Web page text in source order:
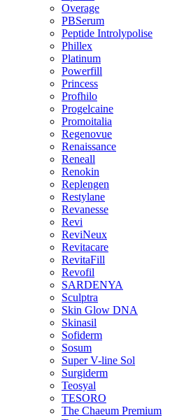
Overage
PBSerum
Peptide Introlypolise
Phillex
Platinum
Powerfill
Princess
Profhilo
Progelcaine
Promoitalia
Regenovue
Renaissance
Reneall
Renokin
Replengen
Restylane
Revanesse
Revi
ReviNeux
Revitacare
RevitaFill
Revofil
SARDENYA
Sculptra
Skin Glow DNA
Skinasil
Sofiderm
Sosum
Super V-line Sol
Surgiderm
Teosyal
TESORO
The Chaeum Premium